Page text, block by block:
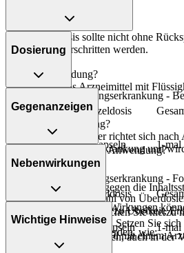
Die Gesamtdosis sollte nicht ohne
Apotheker überschritten werden.
Art der Anwendung?
Nehmen Sie das Arzneimittel mit
Dauer der Anwendung?
Die Anwendungsdauer richtet sich
und/oder Dauer der Erkrankung und
Arzt bestimmt.
Überdosierung?
Es kann zu einer Vielzahl von
kommen, unter anderem zu Übelkeit,
Herzrhythmusstörungen. Setzen Sie
Überdosierung umgehend mit einem
Dosierung
Depression und Zwangserkrankung -
Personenkreis
Einzeldosis
Erwachsene
und Patienten
ab 65 Jahren
2 Kapseln 1-mal
Depression und Zwangserkrankung -
Personenkreis
Einzeldosis
Erwachsene 2-6 Kapseln 1-mal
Gegenanzeigen
Was spricht gegen eine Anwendung?
- Überempfindlichkeit gegen die
Unter Umständen - sprechen Sie hierzu
Apotheker:
- Blutgerinnungsstörungen, auch in der
- Herzerkrankungen
Nebenwirkungen
Welche unerwünschten Wirkungen
- Magen-Darm-Beschwerden, wie:
Wichtige Hinweise